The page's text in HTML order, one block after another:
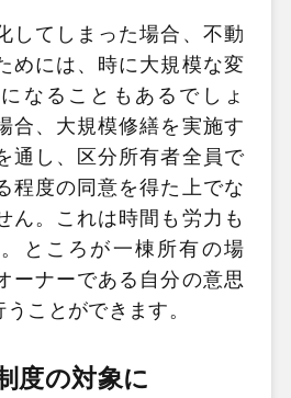
してしまった場合、不動
めには、時に大規模な変
なることもあるでしょ
合、大規模修繕を実施す
通し、区分所有者全員で
程度の同意を得た上でな
ん。これは時間も労力も
ところが一棟所有の場
ーナーである自分の意思
ことができます。
度の対象に